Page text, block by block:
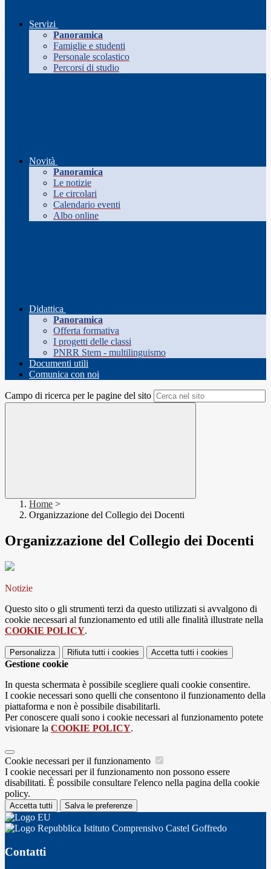
Servizi
Panoramica
Famiglie e studenti
Personale scolastico
Percorsi di studio
Novità
Panoramica
Le notizie
Le circolari
Calendario eventi
Albo online
Didattica
Panoramica
Offerta formativa
I progetti delle classi
PNRR Stem - multilinguismo
Documenti utili
Comunica con noi
Campo di ricerca per le pagine del sito
Home >
Organizzazione del Collegio dei Docenti
Organizzazione del Collegio dei Docenti
Notizie
Questo sito o gli strumenti terzi da questo utilizzati si avvalgono di
cookie necessari al funzionamento ed utili alle finalità illustrate nella
COOKIE POLICY.
Personalizza Rifiuta tutti i cookies Accetta tutti i cookies
Gestione cookie
In questa schermata è possibile scegliere quali cookie consentire.
I cookie necessari sono quelli che consentono il funzionamento della
piattaforma e non è possibile disabilitarli.
Per conoscere quali sono i cookie necessari al funzionamento potete
visionare la COOKIE POLICY.
Cookie necessari per il funzionamento
I cookie necessari per il funzionamento non possono essere
disabilitati. È possibile consultare l'elenco nella pagina della cookie
policy.
Accetta tutti Salva le preferenze
Istituto Comprensivo Castel Goffredo
Contatti